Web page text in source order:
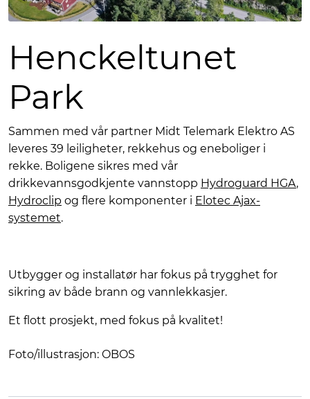
Henckeltunet
Park
Sammen med vår partner Midt Telemark Elektro AS
leveres 39 leiligheter, rekkehus og eneboliger i
rekke. Boligene sikres med vår
drikkevannsgodkjente vannstopp Hydroguard HGA,
Hydroclip og flere komponenter i Elotec Ajax-
systemet.
Utbygger og installatør har fokus på trygghet for
sikring av både brann og vannlekkasjer.
Et flott prosjekt, med fokus på kvalitet!
Foto/illustrasjon: OBOS